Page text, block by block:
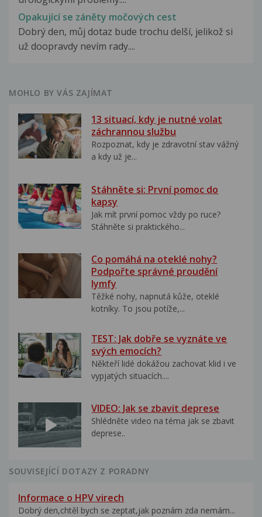
Opakující se záněty močových cest
Dobrý den, můj dotaz bude trochu delší, jelikož si
už doopravdy nevím rady....
MOHLO BY VÁS ZAJÍMAT
13 situací, kdy je nutné volat
záchrannou službu
Rozpoznat, kdy je zdravotní stav vážný
a kdy už je...
Stáhněte si: První pomoc do
kapsy
Jak mít první pomoc vždy po ruce?
Stáhněte si praktického...
Co pomáhá na oteklé nohy?
Podpořte správné proudění
lymfy
Těžké nohy, napnutá kůže, oteklé
kotníky. To jsou potíže,...
TEST: Jak dobře se vyznáte ve
svých emocích?
Někteří lidé dokážou zachovat klid i ve
vypjatých situacích....
VIDEO: Jak se zbavit deprese
Shlédněte video na téma jak se zbavit
deprese..
SOUVISEJÍCÍ DOTAZY Z PORADNY
Informace o HPV virech
Dobrý den,chtěl bych se zeptat,jak poznám zda nemám...